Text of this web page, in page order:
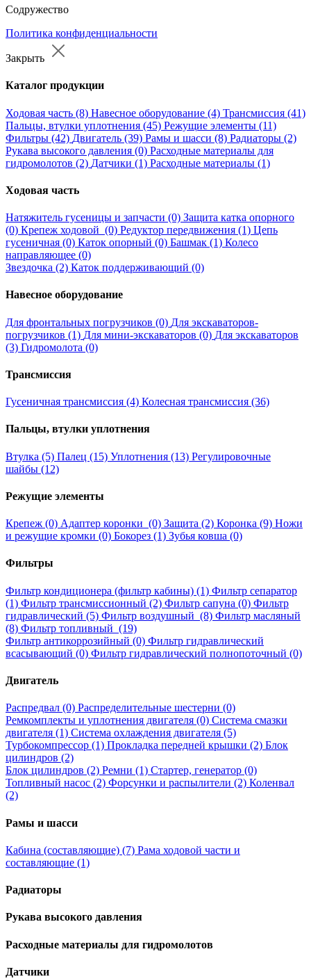
Содружество
Политика конфиденциальности
Закрыть
Каталог продукции
Ходовая часть (8) Навесное оборудование (4) Трансмиссия (41)
Пальцы, втулки уплотнения (45) Режущие элементы (11)
Фильтры (42) Двигатель (39) Рамы и шасси (8) Радиаторы (2)
Рукава высокого давления (0) Расходные материалы для
гидромолотов (2) Датчики (1) Расходные материалы (1)
Ходовая часть
Натяжитель гусеницы и запчасти (0) Защита катка опорного
(0) Крепеж ходовой (0) Редуктор передвижения (1) Цепь
гусеничная (0) Каток опорный (0) Башмак (1) Колесо
направляющее (0)
Звездочка (2) Каток поддерживающий (0)
Навесное оборудование
Для фронтальных погрузчиков (0) Для экскаваторов-
погрузчиков (1) Для мини-экскаваторов (0) Для экскаваторов
(3) Гидромолота (0)
Трансмиссия
Гусеничная трансмиссия (4) Колесная трансмиссия (36)
Пальцы, втулки уплотнения
Втулка (5) Палец (15) Уплотнения (13) Регулировочные
шайбы (12)
Режущие элементы
Крепеж (0) Адаптер коронки (0) Защита (2) Коронка (9) Ножи
и режущие кромки (0) Бокорез (1) Зубья ковша (0)
Фильтры
Фильтр кондиционера (фильтр кабины) (1) Фильтр сепаратор
(1) Фильтр трансмиссионный (2) Фильтр сапуна (0) Фильтр
гидравлический (5) Фильтр воздушный (8) Фильтр масляный
(8) Фильтр топливный (19)
Фильтр антикоррозийный (0) Фильтр гидравлический
всасывающий (0) Фильтр гидравлический полнопоточный (0)
Двигатель
Распредвал (0) Распределительные шестерни (0)
Ремкомплекты и уплотнения двигателя (0) Система смазки
двигателя (1) Система охлаждения двигателя (5)
Турбокомпрессор (1) Прокладка передней крышки (2) Блок
цилиндров (2)
Блок цилиндров (2) Ремни (1) Стартер, генератор (0)
Топливный насос (2) Форсунки и распылители (2) Коленвал
(2)
Рамы и шасси
Кабина (составляющие) (7) Рама ходовой части и
составляющие (1)
Радиаторы
Рукава высокого давления
Расходные материалы для гидромолотов
Датчики